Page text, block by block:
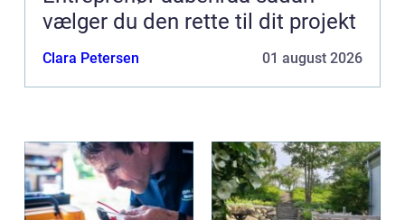
vælger du den rette til dit projekt
Clara Petersen 01 august 2026